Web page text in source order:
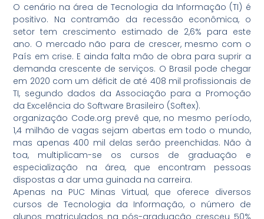
O cenário na área de Tecnologia da Informação (TI) é
positivo. Na contramão da recessão econômica, o
setor tem crescimento estimado de 2,6% para este
ano. O mercado não para de crescer, mesmo com o
País em crise. E ainda falta mão de obra para suprir a
demanda crescente de serviços. O Brasil pode chegar
em 2020 com um déficit de até 408 mil profissionais de
TI, segundo dados da Associação para a Promoção
da Excelência do Software Brasileiro (Softex).
organização Code.org prevê que, no mesmo período,
1,4 milhão de vagas sejam abertas em todo o mundo,
mas apenas 400 mil delas serão preenchidas. Não à
toa, multiplicam-se os cursos de graduação e
especialização na área, que encontram pessoas
dispostas a dar uma guinada na carreira.
Apenas na PUC Minas Virtual, que oferece diversos
cursos de Tecnologia da Informação, o número de
alunos matriculados na pós-graduação cresceu 50%